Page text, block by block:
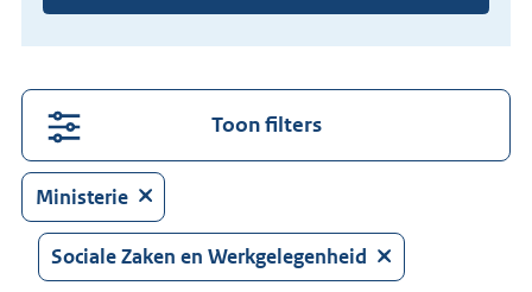
3
tekens
in
voor
suggesties.
Druk
op
Enter
om
Toon filters
Ministerie
Sociale Zaken en Werkgelegenheid